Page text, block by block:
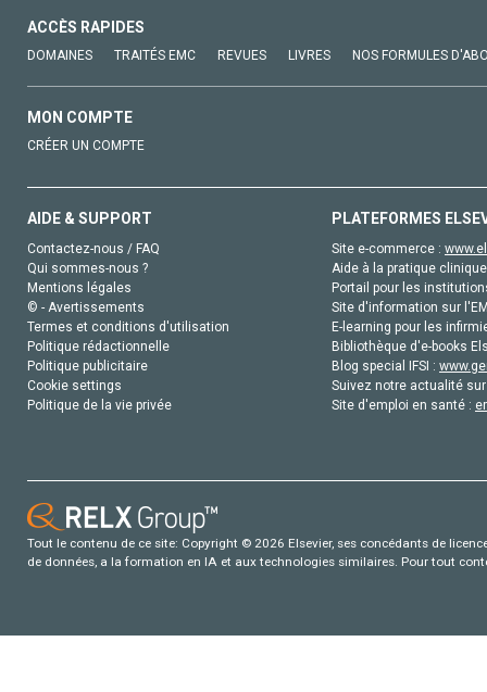
ACCÈS RAPIDES
DOMAINES TRAITÉS EMC REVUES LIVRES NOS FORMULES
MON COMPTE
CRÉER UN COMPTE
AIDE & SUPPORT
Contactez-nous / FAQ
Qui sommes-nous ?
Mentions légales
© - Avertissements
Termes et conditions d'utilisation
Politique rédactionnelle
Politique publicitaire
Cookie settings
Politique de la vie privée
PLATEFORMES
Site e-commerce :
Aide à la pratique
Portail pour les
Site d'information sur
E-learning pour les
Bibliothèque d'e-books
Blog special IFSI :
Suivez notre actualité
Site d'emploi en santé :
Tout le contenu de ce site: Copyright © 2026 Elsevier, ses concédants de
de données, a la formation en IA et aux technologies similaires. Pour tout